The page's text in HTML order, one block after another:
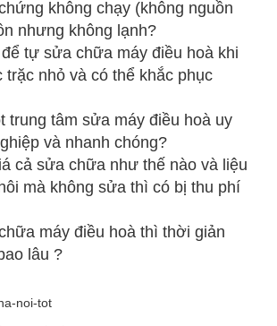
không chạy (không nguồn
nhưng không lạnh?
tự sửa chữa máy điều hoà khi
trặc nhỏ và có thể khắc phục
trung tâm sửa máy điều hoà uy
và nhanh chóng?
cả sửa chữa như thế nào và liệu
mà không sửa thì có bị thu phí
máy điều hoà thì thời giản
lâu ?